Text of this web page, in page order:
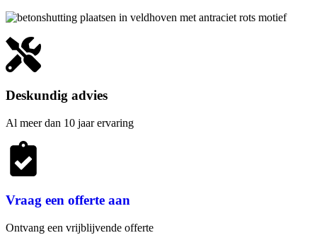
Deskundig advies
Al meer dan 10 jaar ervaring
Vraag een offerte aan
Ontvang een vrijblijvende offerte